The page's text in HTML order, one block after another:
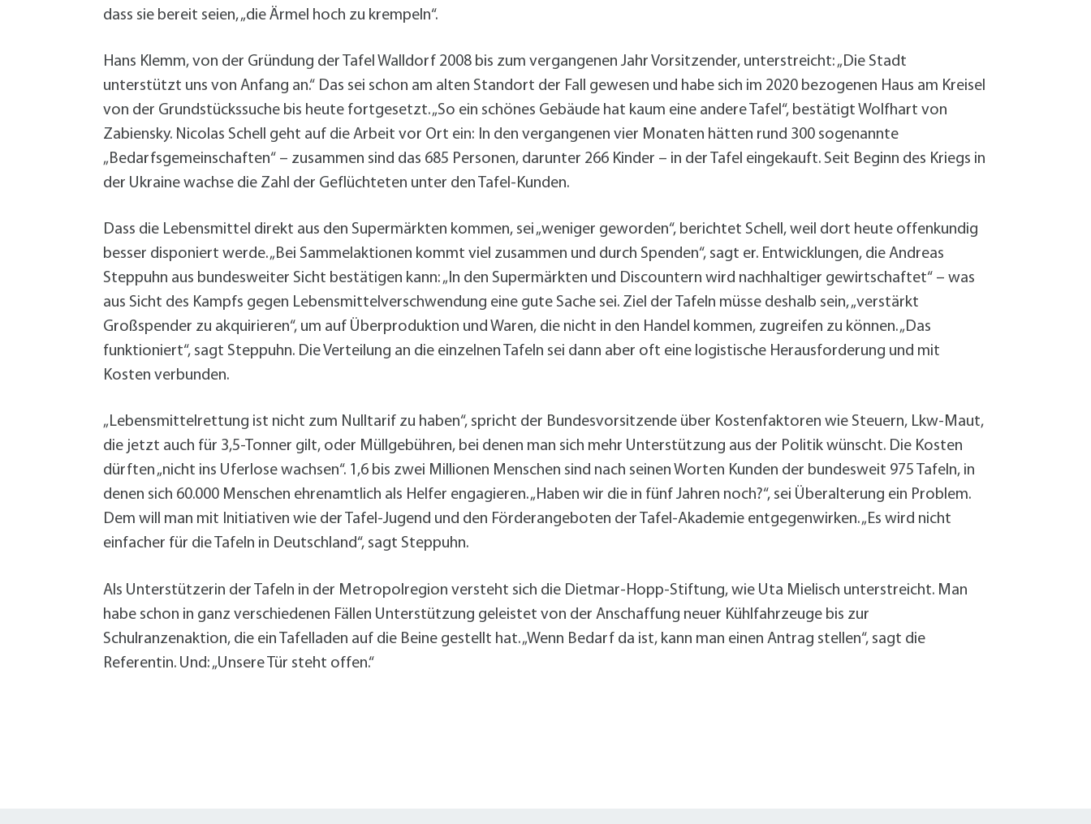
dass sie bereit seien, „die Ärmel hoch zu krempeln“.
Hans Klemm, von der Gründung der Tafel Walldorf 2008 bis zum vergangenen Jahr Vorsitzender, unterstreicht: „Die Stadt
unterstützt uns von Anfang an.“ Das sei schon am alten Standort der Fall gewesen und habe sich im 2020 bezogenen Haus am Kreisel
von der Grundstückssuche bis heute fortgesetzt. „So ein schönes Gebäude hat kaum eine andere Tafel“, bestätigt Wolfhart von
Zabiensky. Nicolas Schell geht auf die Arbeit vor Ort ein: In den vergangenen vier Monaten hätten rund 300 sogenannte
„Bedarfsgemeinschaften“ – zusammen sind das 685 Personen, darunter 266 Kinder – in der Tafel eingekauft. Seit Beginn des Kriegs in
der Ukraine wachse die Zahl der Geflüchteten unter den Tafel-Kunden.
Dass die Lebensmittel direkt aus den Supermärkten kommen, sei „weniger geworden“, berichtet Schell, weil dort heute offenkundig
besser disponiert werde. „Bei Sammelaktionen kommt viel zusammen und durch Spenden“, sagt er. Entwicklungen, die Andreas
Steppuhn aus bundesweiter Sicht bestätigen kann: „In den Supermärkten und Discountern wird nachhaltiger gewirtschaftet“ – was
aus Sicht des Kampfs gegen Lebensmittelverschwendung eine gute Sache sei. Ziel der Tafeln müsse deshalb sein, „verstärkt
Großspender zu akquirieren“, um auf Überproduktion und Waren, die nicht in den Handel kommen, zugreifen zu können. „Das
funktioniert“, sagt Steppuhn. Die Verteilung an die einzelnen Tafeln sei dann aber oft eine logistische Herausforderung und mit
Kosten verbunden.
„Lebensmittelrettung ist nicht zum Nulltarif zu haben“, spricht der Bundesvorsitzende über Kostenfaktoren wie Steuern, Lkw-Maut,
die jetzt auch für 3,5-Tonner gilt, oder Müllgebühren, bei denen man sich mehr Unterstützung aus der Politik wünscht. Die Kosten
dürften „nicht ins Uferlose wachsen“. 1,6 bis zwei Millionen Menschen sind nach seinen Worten Kunden der bundesweit 975 Tafeln, in
denen sich 60.000 Menschen ehrenamtlich als Helfer engagieren. „Haben wir die in fünf Jahren noch?“, sei Überalterung ein Problem.
Dem will man mit Initiativen wie der Tafel-Jugend und den Förderangeboten der Tafel-Akademie entgegenwirken. „Es wird nicht
einfacher für die Tafeln in Deutschland“, sagt Steppuhn.
Als Unterstützerin der Tafeln in der Metropolregion versteht sich die Dietmar-Hopp-Stiftung, wie Uta Mielisch unterstreicht. Man
habe schon in ganz verschiedenen Fällen Unterstützung geleistet von der Anschaffung neuer Kühlfahrzeuge bis zur
Schulranzenaktion, die ein Tafelladen auf die Beine gestellt hat. „Wenn Bedarf da ist, kann man einen Antrag stellen“, sagt die
Referentin. Und: „Unsere Tür steht offen.“